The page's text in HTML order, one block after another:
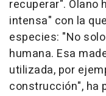
recuperar". Olano
intensa" con la
especies: "No
humana. Esa
utilizada, por
construcción", ha